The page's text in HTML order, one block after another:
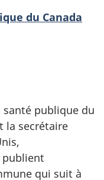
du Canada
publique du
la secrétaire
publient
qui suit à